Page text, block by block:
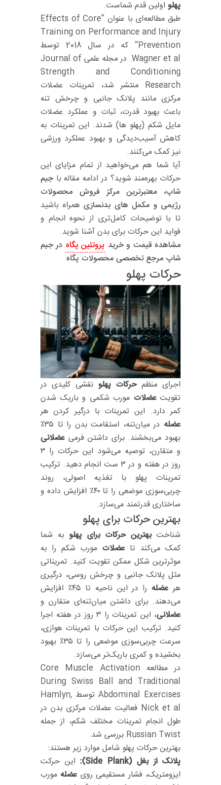
پهلو اولین قدم شماست.
طبق مطالعه‌ای با عنوان “Effects of Core
Training on Performance and Injury
Prevention” که در سال 2018 توسط
Wagner et al. در مجله علمی Journal of
Strength and Conditioning
Research منتشر شد، تمرینات عضلات
مرکزی مانند پلانک جانبی و چرخش تنه
باعث بهبود قدرت، ثبات و عملکرد عضلات
مایل شکم (پهلو ها) شدند. این تمرینات به
کاهش آسیب‌دیدگی و بهبود عملکرد ورزشی
نیز کمک می‌کنند.
آیا شما هم می‌خواهید از تمام مزایای این
حرکات بهره‌مند شوید؟ در ادامه مقاله با جیم
شاپ، معتبرترین مرکز فروش محصولات
رژیمی و مکمل های بدنسازی همراه باشید
تا با توضیحات کامل‌تری از نحوه انجام و
فواید این حرکات برای بدن آشنا شوید.
مشاهده قیمت و خرید پروتئین پگاه در جیم
شاپ مرجع تخصصی محصولات پگاه
حرکات پهلو
اجرای منظمحرکات پهلو نقشی کلیدی در
تقویتعضلات مورب شکمی و باریک شدن
کمر دارد. این تمرینات با درگیر کردن هر
عضله
در میان‌تنه، استقامت بدن را تا ۳۵٪
بهبود می‌بخشند. برای داشتن فرمی عضلانی
و متقارن، توصیه می‌شود این حرکات را ۳
روز در هفته و در ۳ ست انجام دهید. ترکیب
تمرینات پهلو با تغذیه اصولی، روند
چربی‌سوزی موضعی را تا ۴۰٪ افزایش داده و
ساختاری قدرتمند می‌سازد.
بهترین حرکات برای پهلو
شناختبهترین حرکات برای پهلو به شما
کمک می‌کند تا عضلات مورب شکم را به
موثرترین شکل ممکن تقویت کنید. تمریناتی
مثل پلانک جانبی و چرخش روسی، درگیری
هر عضله
را در این ناحیه تا ۴۵٪ افزایش
می‌دهند. برای داشتن میان‌تنه‌ای متقارن و
عضلانی
، این تمرینات را ۳ روز در هفته اجرا
کنید. ترکیب این حرکات با تمرینات هوازی،
سرعت چربی‌سوزی موضعی را تا ۳۵٪ بهبود
بخشیده و کمری باریک‌تر می‌سازد.
در مطالعه Core Muscle Activation
During Swiss Ball and Traditional
Abdominal Exercises توسط Hamlyn,
Nick et al فعالیت عضلات مرکزی بدن در
طول انجام تمرینات مختلف شکم، از جمله
Russian Twist بررسی شد.
بهترین حرکات پهلو شامل موارد زیر هستند:
پلانک از بغل (Side Plank):
این حرکت
ایزومتریک، فشار مستقیمی روی عضله مورب